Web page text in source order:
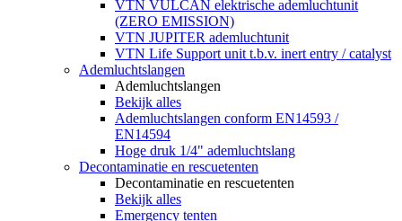
VTN VULCAN elektrische ademluchtunit
(ZERO EMISSION)
VTN JUPITER ademluchtunit
VTN Life Support unit t.b.v. inert entry / catalyst
Ademluchtslangen
Ademluchtslangen
Bekijk alles
Ademluchtslangen conform EN14593 /
EN14594
Hoge druk 1/4" ademluchtslang
Decontaminatie en rescuetenten
Decontaminatie en rescuetenten
Bekijk alles
Emergency tenten